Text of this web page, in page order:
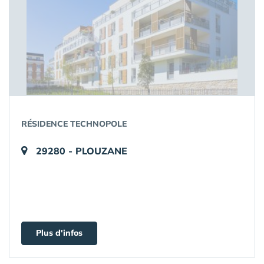
RÉSIDENCE TECHNOPOLE
29280 - PLOUZANE
Plus d'infos